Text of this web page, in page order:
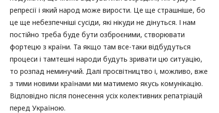
репресії і який народ може вирости. Це ще страшніше, бо
це ще небезпечніші сусіди, які нікуди не дінуться. І нам
постійно треба буде бути озброєними, створювати
фортецю з країни. Та якщо там все-таки відбудуться
процеси і тамтешні народи будуть зривати цю ситуацію,
то розпад неминучий. Далі просвітництво і, можливо, вже
з тими новими країнами ми матимемо якусь комунікацію.
Відповідно після понесення усіх колективних репатріацій
перед Україною.